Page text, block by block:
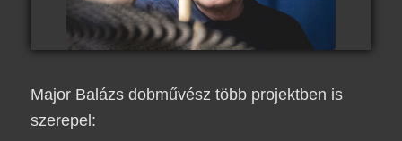
Major Balázs dobművész több projektben is
szerepel: